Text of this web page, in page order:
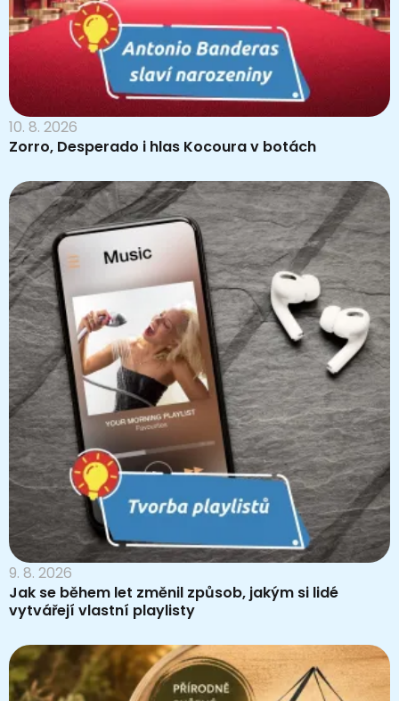
10. 8. 2026
Zorro, Desperado i hlas Kocoura v botách
9. 8. 2026
Jak se během let změnil způsob, jakým si lidé
vytvářejí vlastní playlisty